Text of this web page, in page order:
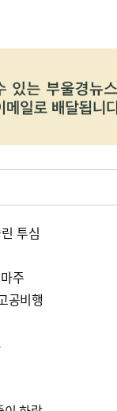
투심
주
공비행